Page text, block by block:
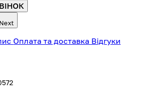
Next
Оплата та доставка Відгуки